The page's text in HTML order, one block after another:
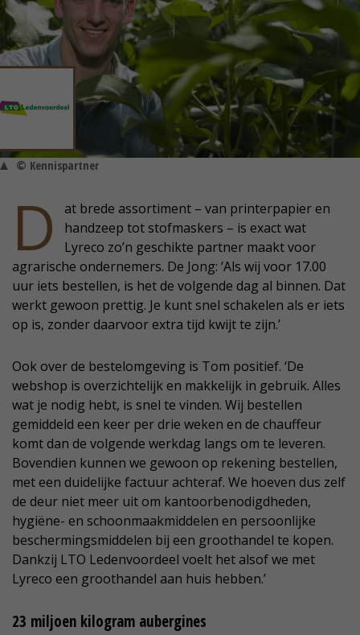
© Kennispartner
D
at brede assortiment – van printerpapier en
handzeep tot stofmaskers – is exact wat
Lyreco zo’n geschikte partner maakt voor
agrarische ondernemers. De Jong: ‘Als wij voor 17.00
uur iets bestellen, is het de volgende dag al binnen. Dat
werkt gewoon prettig. Je kunt snel schakelen als er iets
op is, zonder daarvoor extra tijd kwijt te zijn.’
Ook over de bestelomgeving is Tom positief. ‘De
webshop is overzichtelijk en makkelijk in gebruik. Alles
wat je nodig hebt, is snel te vinden. Wij bestellen
gemiddeld een keer per drie weken en de chauffeur
komt dan de volgende werkdag langs om te leveren.
Bovendien kunnen we gewoon op rekening bestellen,
met een duidelijke factuur achteraf. We hoeven dus zelf
de deur niet meer uit om kantoorbenodigdheden,
hygiëne- en schoonmaakmiddelen en persoonlijke
beschermingsmiddelen bij een groothandel te kopen.
Dankzij LTO Ledenvoordeel voelt het alsof we met
Lyreco een groothandel aan huis hebben.’
23 miljoen kilogram aubergines